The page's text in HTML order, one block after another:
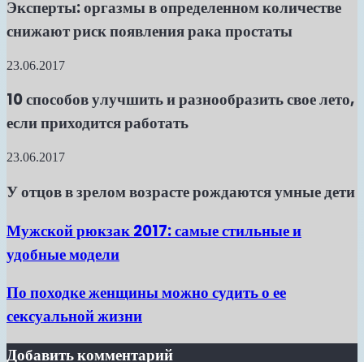
Эксперты: оргазмы в определенном количестве
снижают риск появления рака простаты
23.06.2017
10 способов улучшить и разнообразить свое лето,
если приходится работать
23.06.2017
У отцов в зрелом возрасте рождаются умные дети
Мужской рюкзак 2017: самые стильные и
удобные модели
По походке женщины можно судить о ее
сексуальной жизни
Добавить комментарий